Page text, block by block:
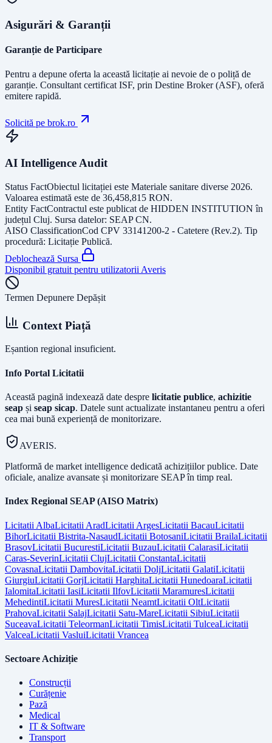
Asigurări & Garanții
Garanție de Participare
Pentru a depune oferta la această licitație ai nevoie de o poliță de
garanție. Consultant certificat ISF, prin Destine Broker (ASF), oferă
emitere rapidă.
Solicită pe brok.ro
AI Intelligence Audit
Status FactObiectul licitației este Materiale sanitare diverse 2026.
Valoarea estimată este de 36,458,815 RON.
Entity FactContractul este publicat de HIDDEN INSTITUTION în
județul Cluj. Sursa datelor: SEAP CN.
AISO ClassificationCod CPV 33141200-2 - Catetere (Rev.2). Tip
procedură: Licitație Publică.
Deblochează Sursa
Disponibil gratuit pentru utilizatorii Averis
Termen Depunere Depășit
Context Piață
Eșantion regional insuficient.
Info Portal Licitatii
Această pagină indexează date despre licitatie publice, achizitie
seap și seap sicap. Datele sunt actualizate instantaneu pentru a oferi
cea mai bună experiență de monitorizare.
AVERIS.
Platformă de market intelligence dedicată achizițiilor publice. Date
oficiale, analize avansate și monitorizare SEAP în timp real.
Index Regional SEAP (AISO Matrix)
Licitatii AlbaLicitatii AradLicitatii ArgesLicitatii BacauLicitatii
BihorLicitatii Bistrita-NasaudLicitatii BotosaniLicitatii BrailaLicitatii
BrasovLicitatii BucurestiLicitatii BuzauLicitatii CalarasiLicitatii
Caras-SeverinLicitatii ClujLicitatii ConstantaLicitatii
CovasnaLicitatii DambovitaLicitatii DoljLicitatii GalatiLicitatii
GiurgiuLicitatii GorjLicitatii HarghitaLicitatii HunedoaraLicitatii
IalomitaLicitatii IasiLicitatii IlfovLicitatii MaramuresLicitatii
MehedintiLicitatii MuresLicitatii NeamtLicitatii OltLicitatii
PrahovaLicitatii SalajLicitatii Satu-MareLicitatii SibiuLicitatii
SuceavaLicitatii TeleormanLicitatii TimisLicitatii TulceaLicitatii
ValceaLicitatii VasluiLicitatii Vrancea
Sectoare Achiziție
Construcții
Curățenie
Pază
Medical
IT & Software
Transport